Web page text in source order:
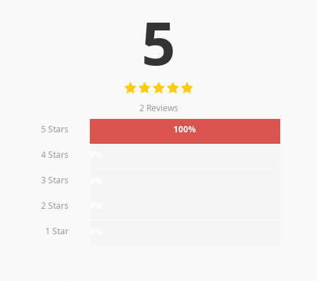
5
2 Reviews
5 Stars
100%
4 Stars
3 Stars
2 Stars
1 Star